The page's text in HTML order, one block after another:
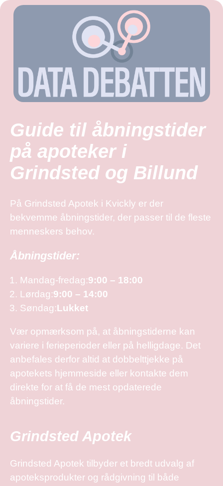
Guide til åbningstider
på apoteker i
Grindsted og Billund
På Grindsted Apotek i Kvickly er der
bekvemme åbningstider, der passer til de fleste
menneskers behov.
Åbningstider:
Mandag-fredag:9:00 – 18:00
Lørdag:9:00 – 14:00
Søndag:Lukket
Vær opmærksom på, at åbningstiderne kan
variere i ferieperioder eller på helligdage. Det
anbefales derfor altid at dobbelttjekke på
apotekets hjemmeside eller kontakte dem
direkte for at få de mest opdaterede
åbningstider.
Grindsted Apotek
Grindsted Apotek tilbyder et bredt udvalg af
apoteksprodukter og rådgivning til både